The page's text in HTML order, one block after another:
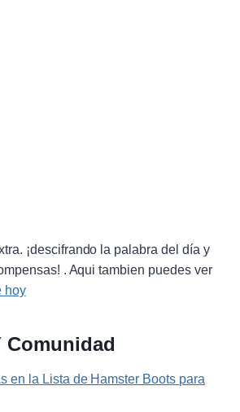
¡descifrando la palabra del día y
. Aqui tambien puedes ver
hoy
Comunidad
en la Lista de Hamster Boots para